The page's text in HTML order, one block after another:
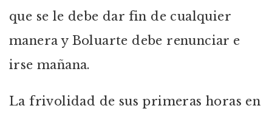
que se le debe dar fin de cualquier
manera y Boluarte debe renunciar e
irse mañana.
La frivolidad de sus primeras horas en